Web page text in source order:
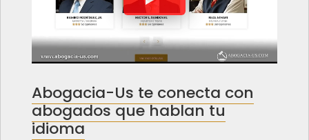
Abogacia-Us te conecta con
abogados que hablan tu
idioma